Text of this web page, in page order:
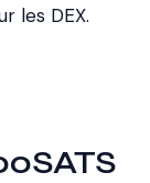
les DEX.